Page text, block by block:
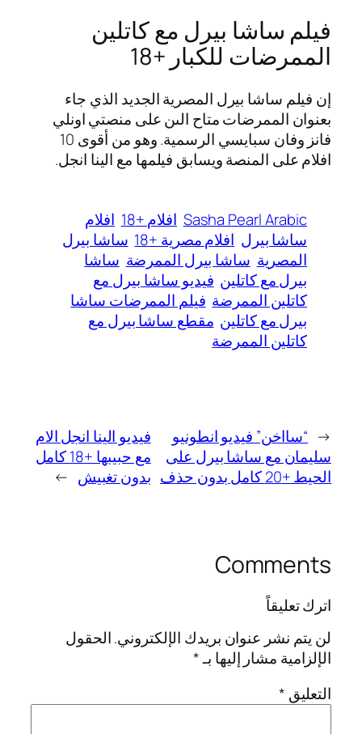
فيلم ساشا بيرل مع كاتلين
الممرضات للكبار +18
إن فيلم ساشا بيرل المصرية الجديد الذي جاء
بعنوان الممرضات متاح الىن على منصتي اونلي
فانز وفان سبايسي الرسمية. وهو من أقوى 10
افلام على المنصة ويسابق فيلمها مع الينا انجل.
Sasha Pearl Arabic افلام +18
افلام
ساشا بيرل افلام مصرية +18
ساشا بيرل
المصرية ساشا بيرل الممرضة ساشا
بيرل مع كاتلين فيديو ساشا بيرل مع
كاتلين الممرضة فيلم الممرضات ساشا
بيرل مع كاتلين مقطع ساشا بيرل مع
كاتلين الممرضة
← “سااخن” فيديو انطونيو
سليمان مع ساشا بيرل على
الحيط +20 كامل بدون حذف
فيديو الينا انجل الام
مع حبيبها +18 كامل
بدون تغبيش →
Comments
اترك تعليقاً
لن يتم نشر عنوان بريدك الإلكتروني.الحقول
الإلزامية مشار إليها بـ*
التعليق *